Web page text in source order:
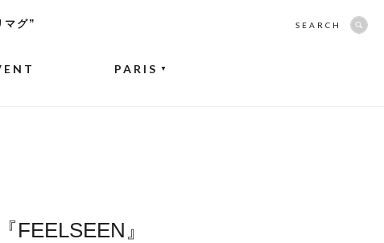
マグ”
PARIS ▼
SEARCH
』